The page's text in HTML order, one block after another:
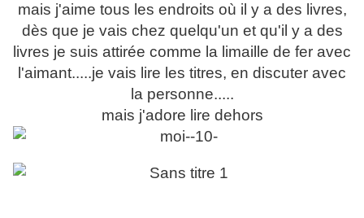
mais j'aime tous les endroits où il y a des livres,
dès que je vais chez quelqu'un et qu'il y a des
livres je suis attirée comme la limaille de fer avec
l'aimant.....je vais lire les titres, en discuter avec
la personne.....
mais j'adore lire dehors